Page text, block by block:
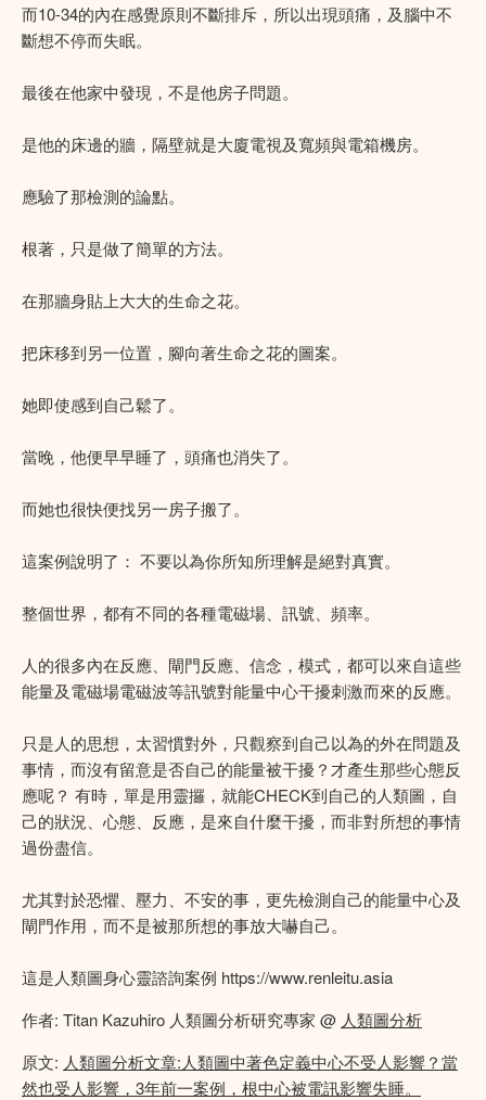
而10-34的內在感覺原則不斷排斥，所以出現頭痛，及腦中不
斷想不停而失眠。
最後在他家中發現，不是他房子問題。
是他的床邊的牆，隔壁就是大廈電視及寬頻與電箱機房。
應驗了那檢測的論點。
根著，只是做了簡單的方法。
在那牆身貼上大大的生命之花。
把床移到另一位置，腳向著生命之花的圖案。
她即使感到自己鬆了。
當晚，他便早早睡了，頭痛也消失了。
而她也很快便找另一房子搬了。
這案例說明了： 不要以為你所知所理解是絕對真實。
整個世界，都有不同的各種電磁場、訊號、頻率。
人的很多內在反應、閘門反應、信念，模式，都可以來自這些
能量及電磁場電磁波等訊號對能量中心干擾刺激而來的反應。
只是人的思想，太習慣對外，只觀察到自己以為的外在問題及
事情，而沒有留意是否自己的能量被干擾？才產生那些心態反
應呢？ 有時，單是用靈攞，就能CHECK到自己的人類圖，自
己的狀況、心態、反應，是來自什麼干擾，而非對所想的事情
過份盡信。
尤其對於恐懼、壓力、不安的事，更先檢測自己的能量中心及
閘門作用，而不是被那所想的事放大嚇自己。
這是人類圖身心靈諮詢案例 https://www.renleitu.asia
作者: Titan Kazuhiro 人類圖分析研究專家 @ 人類圖分析
原文: 人類圖分析文章:人類圖中著色定義中心不受人影響？當
然也受人影響，3年前一案例，根中心被電訊影響失睡。